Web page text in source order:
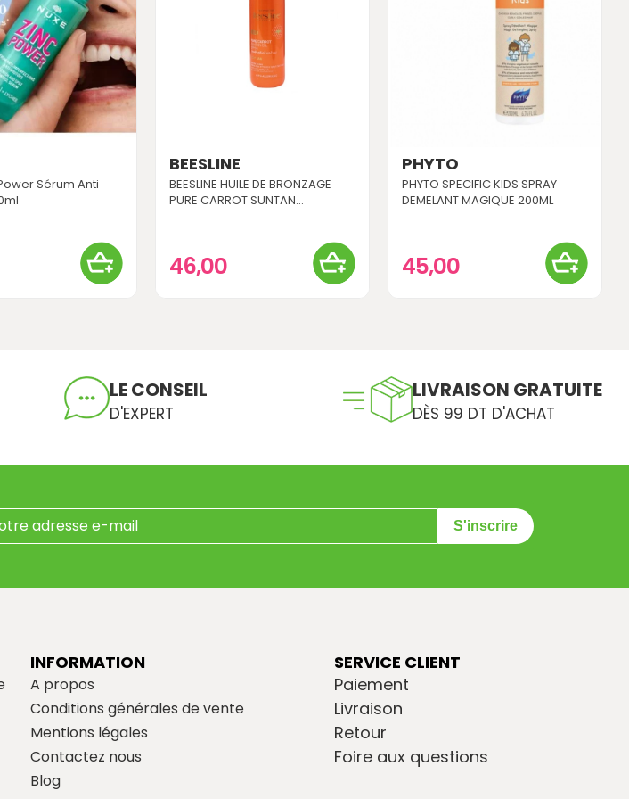
Sérum Anti
BEESLINE
BEESLINE HUILE DE BRONZAGE
PURE CARROT SUNTAN...
46,00
PHYTO
PHYTO SPECIFIC KIDS SPRAY
DEMELANT MAGIQUE 200ML
45,00
LE CONSEIL
D'EXPERT
LIVRAISON GRATUITE
DÈS 99 DT D'ACHAT
S'inscrire
INFORMATION
A propos
Conditions générales de vente
Mentions légales
Contactez nous
Blog
SERVICE CLIENT
Paiement
Livraison
Retour
Foire aux questions